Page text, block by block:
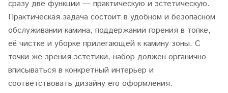
сразу две функции — практическую и эстетическую.
Практическая задача состоит в удобном и безопасном
обслуживании камина, поддержании горения в топке,
её чистке и уборке прилегающей к камину зоны. С
точки же зрения эстетики, набор должен органично
вписываться в конкретный интерьер и
соответствовать дизайну его оформления.